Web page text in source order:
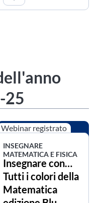
25
Webinar registrato
INSEGNARE
MATEMATICA E FISICA
Insegnare con…
Tutti i colori della
Matematica